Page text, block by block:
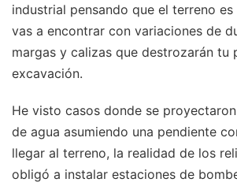
industrial pensando que el terreno
vas a encontrar con variaciones de
margas y calizas que destrozarán tu
excavación.
He visto casos donde se
de agua asumiendo una pendiente
llegar al terreno, la realidad de los
obligó a instalar estaciones de